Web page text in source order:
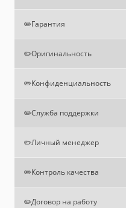
✏️Гарантия
✏️Оригинальность
✏️Конфиденциальность
✏️Служба поддержки
✏️Личный менеджер
✏️Контроль качества
✏️Договор на работу